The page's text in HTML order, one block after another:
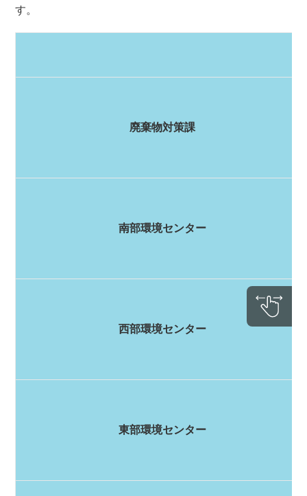
す。
廃棄物対策課
南部環境センター
西部環境センター
東部環境センター